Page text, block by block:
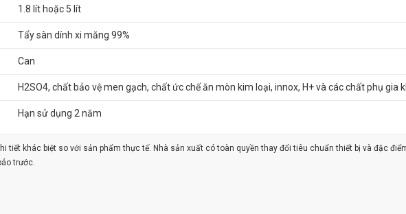
1.8 lít hoặc 5 lít
Tẩy sàn dính xi măng 99%
Can
H2SO4, chất bảo vệ men gạch, chất ức chế ăn mòn kim loại, innox, H+ và các chất phụ gia
Hạn sử dụng 2 năm
tiết khác biệt so với sản phẩm thực tế. Nhà sản xuất có toàn quyền thay đổi tiêu chuẩn thiết bị và đặc
trước.